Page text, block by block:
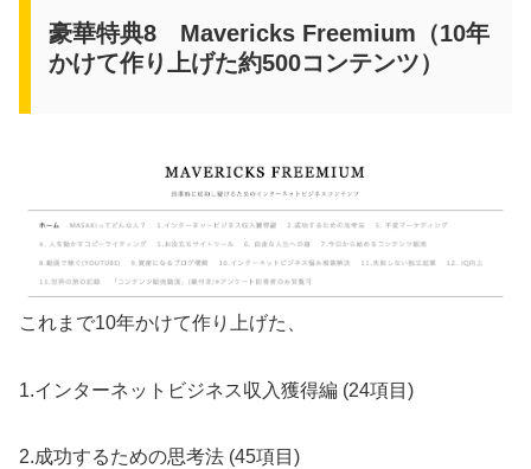
豪華特典8 Mavericks Freemium（10年
かけて作り上げた約500コンテンツ）
これまで10年かけて作り上げた、
1.インターネットビジネス収入獲得編 (24項目)
2.成功するための思考法 (45項目)